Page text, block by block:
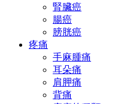
腎臟癌
腸癌
膀胱癌
疼痛
手麻腫痛
耳朵痛
肩胛痛
背痛